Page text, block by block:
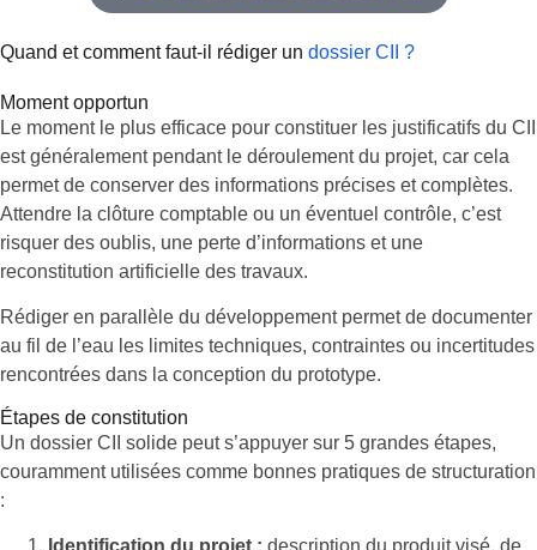
Quand et comment faut-il rédiger un dossier CII ?
Moment opportun
Le moment le plus efficace pour constituer les justificatifs du CII
est généralement pendant le déroulement du projet, car cela
permet de conserver des informations précises et complètes.
Attendre la clôture comptable ou un éventuel contrôle, c’est
risquer des oublis, une perte d’informations et une
reconstitution artificielle des travaux.
Rédiger en parallèle du développement permet de documenter
au fil de l’eau les limites techniques, contraintes ou incertitudes
rencontrées dans la conception du prototype.
Étapes de constitution
Un dossier CII solide peut s’appuyer sur 5 grandes étapes,
couramment utilisées comme bonnes pratiques de structuration
:
Identification du projet : description du produit visé, de